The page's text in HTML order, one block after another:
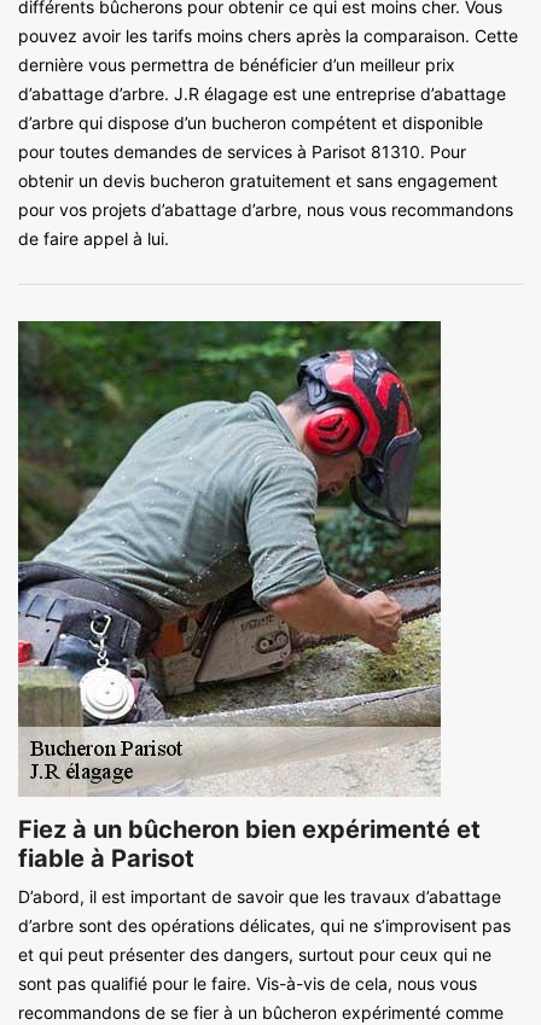
différents bûcherons pour obtenir ce qui est moins cher. Vous
pouvez avoir les tarifs moins chers après la comparaison. Cette
dernière vous permettra de bénéficier d’un meilleur prix
d’abattage d’arbre. J.R élagage est une entreprise d’abattage
d’arbre qui dispose d’un bucheron compétent et disponible
pour toutes demandes de services à Parisot 81310. Pour
obtenir un devis bucheron gratuitement et sans engagement
pour vos projets d’abattage d’arbre, nous vous recommandons
de faire appel à lui.
Fiez à un bûcheron bien expérimenté et
fiable à Parisot
D’abord, il est important de savoir que les travaux d’abattage
d’arbre sont des opérations délicates, qui ne s’improvisent pas
et qui peut présenter des dangers, surtout pour ceux qui ne
sont pas qualifié pour le faire. Vis-à-vis de cela, nous vous
recommandons de se fier à un bûcheron expérimenté comme